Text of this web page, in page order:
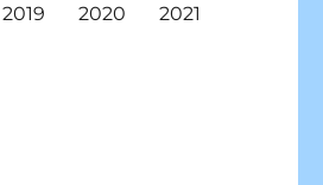
2019 2020 2021